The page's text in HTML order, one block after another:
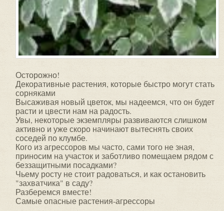
Осторожно!
Декоративные растения, которые быстро могут стать
сорняками
Высаживая новый цветок, мы надеемся, что он будет
расти и цвести нам на радость.
Увы, некоторые экземпляры развиваются слишком
активно и уже скоро начинают вытеснять своих
соседей по клумбе.
Кого из агрессоров мы часто, сами того не зная,
приносим на участок и заботливо помещаем рядом с
беззащитными посадками?
Чьему росту не стоит радоваться, и как остановить
"захватчика" в саду?
Разберемся вместе!
Самые опасные растения-агрессоры